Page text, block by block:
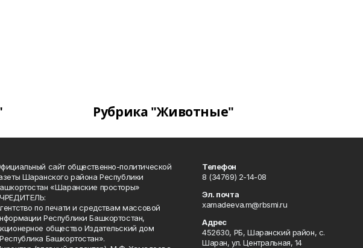
Рубрика "Животные"
сайт общественно-политической
Шаранского района Республики
«Шаранские просторы»
по печати и средствам массовой
Республики Башкортостан,
общество Издательский дом
Башкортостан».
Телефон
8 (34769) 2-14-08
Эл. почта
xamadeeva.m@rbsmi.ru
Адрес
452630, РБ, Шаранский район, с.
Шаран, ул. Центральная, 14